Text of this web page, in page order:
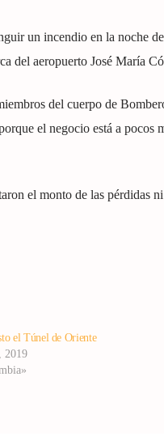
un incendio en la noche
del aeropuerto José María
del cuerpo de
el negocio está a pocos
el monto de las pérdidas
el Túnel de Oriente
2019